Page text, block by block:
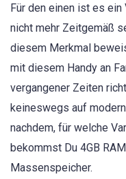
Für den einen ist es
nicht mehr Zeitgemäß
diesem Merkmal
mit diesem Handy an
vergangener Zeiten
keineswegs auf
nachdem, für welche
bekommst Du 4GB
Massenspeicher.